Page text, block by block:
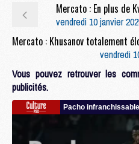
vendredi 10 janvier
vendredi
Vous pouvez retrouver les
publicités.